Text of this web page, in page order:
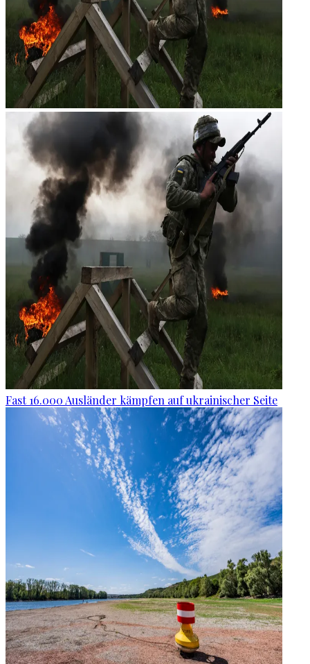
Fast 16.000 Ausländer kämpfen auf ukrainischer Seite